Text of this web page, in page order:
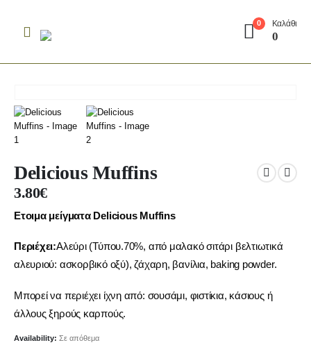
0 Καλάθι
0
Delicious Muffins
3.80€
Ετοιμα μείγματα Delicious Muffins
Περιέχει:Αλεύρι (Τύπου.70%, από μαλακό σιτάρι βελτιωτικά
αλευριού: ασκορβικό οξύ), ζάχαρη, βανίλια, baking powder.
Μπορεί να περιέχει ίχνη από: σουσάμι, φιστίκια, κάσιους ή
άλλους ξηρούς καρπούς.
Availability: Σε απόθεμα